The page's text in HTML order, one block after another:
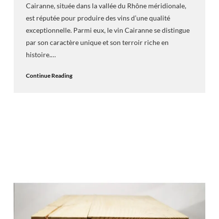
Cairanne, située dans la vallée du Rhône méridionale,
est réputée pour produire des vins d’une qualité
exceptionnelle. Parmi eux, le vin Cairanne se distingue
par son caractère unique et son terroir riche en
histoire.…
Continue Reading